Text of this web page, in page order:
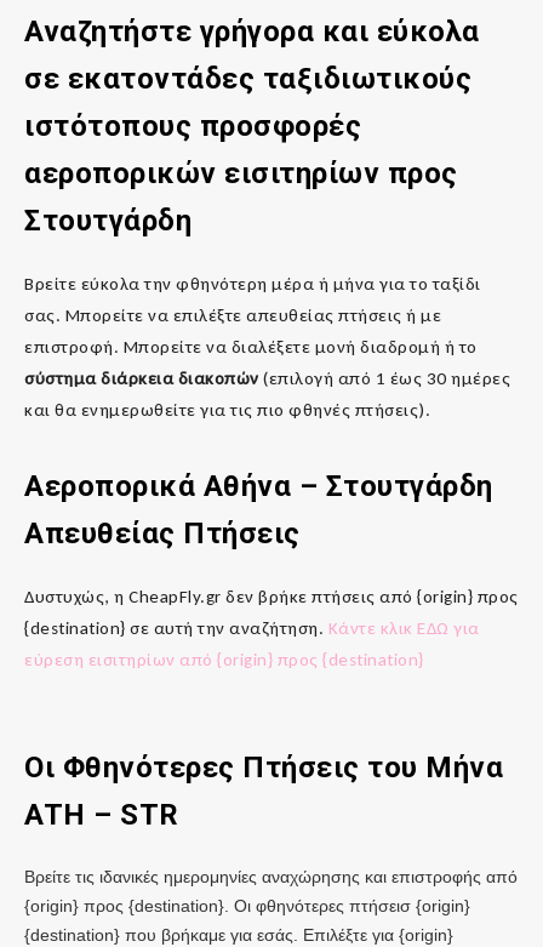
Αναζητήστε γρήγορα και εύκολα
σε εκατοντάδες ταξιδιωτικούς
ιστότοπους προσφορές
αεροπορικών εισιτηρίων προς
Στουτγάρδη
Βρείτε εύκολα την φθηνότερη μέρα ή μήνα για το ταξίδι
σας. Μπορείτε να επιλέξτε απευθείας πτήσεις ή με
επιστροφή. Μπορείτε να διαλέξετε μονή διαδρομή ή το
σύστημα διάρκεια διακοπών (επιλογή από 1 έως 30 ημέρες
και θα ενημερωθείτε για τις πιο φθηνές πτήσεις).
Αεροπορικά Αθήνα – Στουτγάρδη
Απευθείας Πτήσεις
Δυστυχώς, η CheapFly.gr δεν βρήκε πτήσεις από {origin} προς
{destination} σε αυτή την αναζήτηση. Κάντε κλικ ΕΔΩ για
εύρεση εισιτηρίων από {origin} προς {destination}
Οι Φθηνότερες Πτήσεις του Μήνα
ATH – STR
Βρείτε τις ιδανικές ημερομηνίες αναχώρησης και επιστροφής από
{origin} προς {destination}. Οι φθηνότερες πτήσεισ {origin}
{destination} που βρήκαμε για εσάς. Επιλέξτε για {origin}